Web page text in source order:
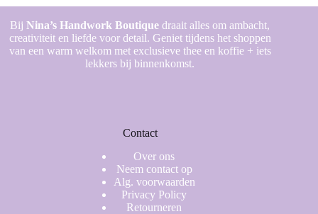
BijNina’s Handwork Boutique draait alles om ambacht,
creativiteit en liefde voor detail. Geniet tijdens het shoppen
van een warm welkom met exclusieve thee en koffie + iets
lekkers bij binnenkomst.
Contact
Over ons
Neem contact op
Alg. voorwaarden
Privacy Policy
Retourneren